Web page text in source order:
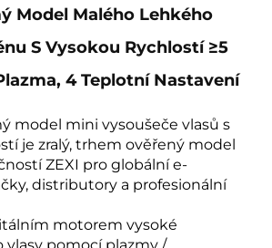
Model Malého Lehkého
S Vysokou Rychlostí ≥5
4 Teplotní Nastavení
model mini vysoušeče vlasů s
je zralý, trhem ověřený model
ZEXI pro globální e-
distributory a profesionální
motorem vysoké
vlasy pomocí plazmy /